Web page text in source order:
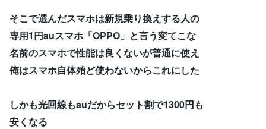
そこで選んだスマホは新規乗り換えする人の
専用1円auスマホ「OPPO」と言う変てこな
名前のスマホで性能は良くないが普通に使え
俺はスマホ自体殆ど使わないからこれにした
しかも光回線もauだからセット割で1300円も
安くなる